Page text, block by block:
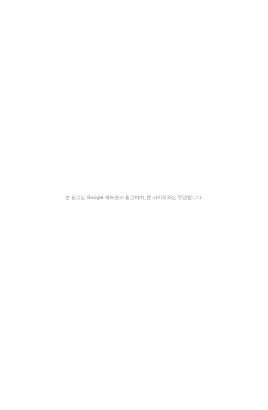
본 광고는 Google 애드센스 광고이며, 본 사이트와는 무관합니다.